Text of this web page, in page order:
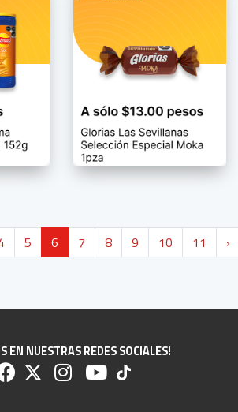
5 6 7 8 9 10 11 ›
EN NUESTRAS REDES SOCIALES!